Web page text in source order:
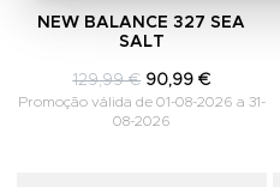
NEW BALANCE 327 SEA
SALT
129,99 € 90,99 €
Promoção válida de 01-08-2026 a 31-
08-2026